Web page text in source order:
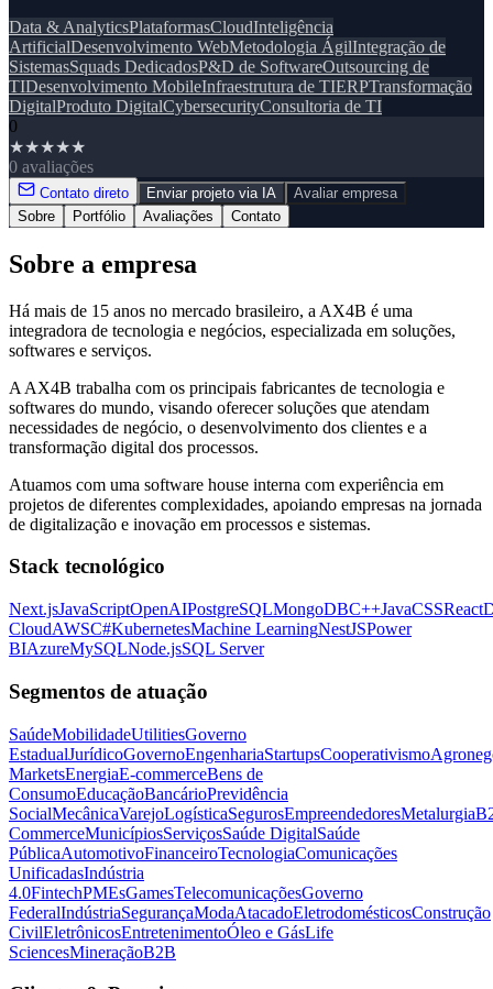
Data & AnalyticsPlataformasCloudInteligência
ArtificialDesenvolvimento WebMetodologia ÁgilIntegração de
SistemasSquads DedicadosP&D de SoftwareOutsourcing de
TIDesenvolvimento MobileInfraestrutura de TIERPTransformação
DigitalProduto DigitalCybersecurityConsultoria de TI
0
★★★★★
0 avaliações
Contato direto Enviar projeto via IA
Avaliar empresa
Sobre
Portfólio Avaliações Contato
Sobre a empresa
Há mais de 15 anos no mercado brasileiro, a AX4B é uma
integradora de tecnologia e negócios, especializada em soluções,
softwares e serviços.
A AX4B trabalha com os principais fabricantes de tecnologia e
softwares do mundo, visando oferecer soluções que atendam
necessidades de negócio, o desenvolvimento dos clientes e a
transformação digital dos processos.
Atuamos com uma software house interna com experiência em
projetos de diferentes complexidades, apoiando empresas na jornada
de digitalização e inovação em processos e sistemas.
Stack tecnológico
Next.jsJavaScriptOpenAIPostgreSQLMongoDBC++JavaCSSReact
CloudAWSC#KubernetesMachine LearningNestJSPower
BIAzureMySQLNode.jsSQL Server
Segmentos de atuação
SaúdeMobilidadeUtilitiesGoverno
EstadualJurídicoGovernoEngenhariaStartupsCooperativismo
MarketsEnergiaE-commerceBens de
ConsumoEducaçãoBancárioPrevidência
SocialMecânicaVarejoLogísticaSegurosEmpreendedoresMetalurgia
CommerceMunicípiosServiçosSaúde DigitalSaúde
PúblicaAutomotivoFinanceiroTecnologiaComunicações
UnificadasIndústria
4.0FintechPMEsGamesTelecomunicaçõesGoverno
FederalIndústriaSegurançaModaAtacadoEletrodomésticosConstrução
CivilEletrônicosEntretenimentoÓleo e GásLife
SciencesMineraçãoB2B